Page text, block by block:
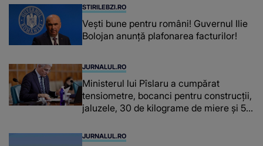
STIRILEBZI.RO
Vești bune pentru români! Guvernul Ilie
Bolojan anunță plafonarea facturilor!
JURNALUL.RO
Ministerul lui Pîslaru a cumpărat
tensiometre, bocanci pentru construcții,
jaluzele, 30 de kilograme de miere și 50
JURNALUL.RO